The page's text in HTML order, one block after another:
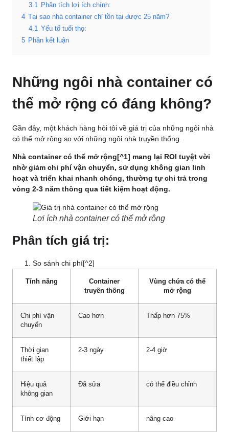
3.1 Phân tích lợi ích chính:
4
Tại sao nhà container chỉ tồn tại được 25 năm?
4.1 Yếu tố tuổi thọ:
5 Phần kết luận
Những ngôi nhà container có
thể mở rộng có đáng không?
Gần đây, một khách hàng hỏi tôi về giá trị của những ngôi nhà
có thể mở rộng so với những ngôi nhà truyền thống.
Nhà container có thể mở rộng[^1] mang lại ROI tuyệt vời
nhờ giảm chi phí vận chuyển, sử dụng không gian linh
hoạt và triển khai nhanh chóng, thường tự chi trả trong
vòng 2-3 năm thông qua tiết kiệm hoạt động.
Lợi ích nhà container có thể mở rộng
Phân tích giá trị:
So sánh chi phí[^2]
Tính năng
Container
truyền thống
Vùng chứa có thể
mở rộng
Chi phí vận
chuyển
Cao hơn Thấp hơn 75%
Thời gian
thiết lập
2-3 ngày 2-4 giờ
Hiệu quả
không gian
Đã sửa có thể điều chỉnh
Tính cơ động Giới hạn nâng cao